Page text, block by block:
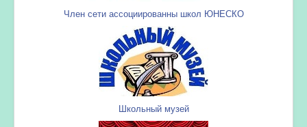
Член сети ассоциированны школ ЮНЕСКО
Школьный музей